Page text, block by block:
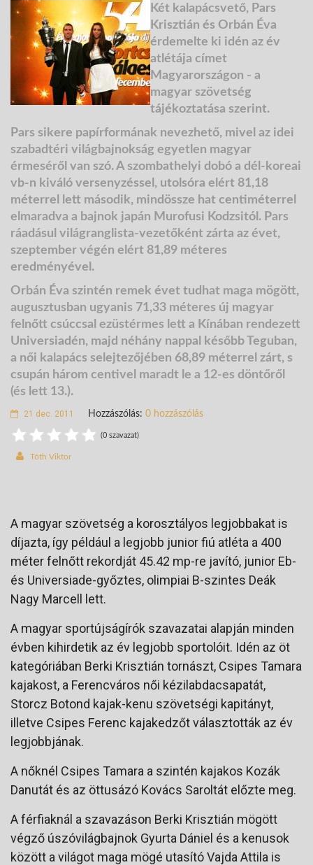
Két kalapácsvető, Pars
Krisztián és Orbán Éva
érdemelte ki idén az év
atlétája címet
Magyarországon - a
magyar szövetség
tájékoztatása szerint.
Pars sikere papírformának nevezhető, mivel az idei
szabadtéri világbajnokság egyetlen magyar
érmeséről van szó. A szombathelyi dobó a dél-koreai
vb-n kiváló versenyzéssel, utolsóra elért 81,18
méterrel lett második, mindössze hat centiméterrel
elmaradva a bajnok japán Murofusi Kodzsitól. Pars
ráadásul világranglista-vezetőként zárta az évet,
szeptember végén elért 81,89 méteres
eredményével.
Orbán Éva szintén remek évet tudhat maga mögött,
augusztusban ugyanis 71,33 méteres új magyar
felnőtt csúccsal ezüstérmes lett a Kínában rendezett
Universiadén, majd néhány nappal később Teguban,
a női kalapács selejtezőjében 68,89 méterrel zárt, s
csupán három centivel maradt le a 12-es döntőről
(és lett 13.).
21 dec. 2011 Hozzászólás: 0 hozzászólás
(0 szavazat)
Tóth Viktor
A magyar szövetség a korosztályos legjobbakat is
díjazta, így például a legjobb junior fiú atléta a 400
méter felnőtt rekordját 45.42 mp-re javító, junior Eb-
és Universiade-győztes, olimpiai B-szintes Deák
Nagy Marcell lett.
A magyar sportújságírók szavazatai alapján minden
évben kihirdetik az év legjobb sportolóit. Idén az öt
kategóriában Berki Krisztián tornászt, Csipes Tamara
kajakost, a Ferencváros női kézilabdacsapatát,
Storcz Botond kajak-kenu szövetségi kapitányt,
illetve Csipes Ferenc kajakedzőt választották az év
legjobbjának.
A nőknél Csipes Tamara a szintén kajakos Kozák
Danutát és az öttusázó Kovács Saroltát előzte meg.
A férfiaknál a szavazáson Berki Krisztián mögött
végző úszóvilágbajnok Gyurta Dániel és a kenusok
között a világot maga mögé utasító Vajda Attila is